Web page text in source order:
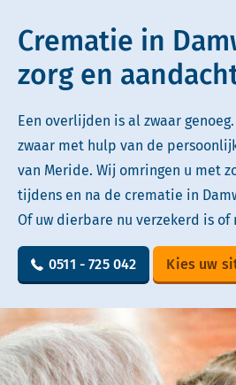
Crematie in
zorg en
Een overlijden is al zwaar
zwaar met hulp van de
van Meride. Wij omringen u met
tijdens en na de crematie in
Of uw dierbare nu verzekerd is of
0511 - 725 042 Kies uw